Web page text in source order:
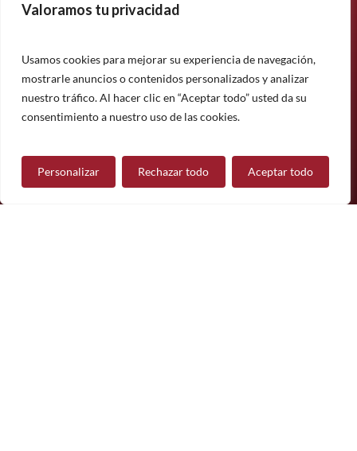
Valoramos tu privacidad
Usamos cookies para mejorar su experiencia de navegación,
mostrarle anuncios o contenidos personalizados y analizar
nuestro tráfico. Al hacer clic en “Aceptar todo” usted da su
consentimiento a nuestro uso de las cookies.
Personalizar Rechazar todo Aceptar todo
Suscríbase a nuestro boletín informativo y manténgase
noticias.
Suscríbete
¿Tiene alguna pregunta?
Contáctanos